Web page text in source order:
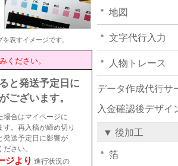
表すイメージです。
ください。
と発送予定日に
ございます。
場合はマイページに
す。再入稿が締め切り
発送予定日に影響が
さい。
ジより 進行状況の
地図
文字代行入力
人物トレース
データ作成代行サ
入金確認後デザイ
▼ 後加工
箔